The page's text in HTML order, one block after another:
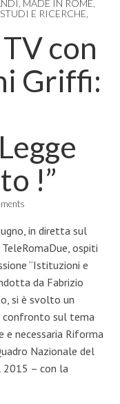
MADE IN ROME
STUDI E RICERCHE
con
Griffi:
!”
in diretta sul
ospiti
“Istituzioni e
da Fabrizio
si è svolto un
confronto sul tema
e necessaria Riforma
Nazionale del
2015 – con la